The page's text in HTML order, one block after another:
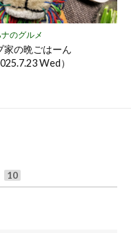
のグルメ
家の晩ごはーん
Wed）
10